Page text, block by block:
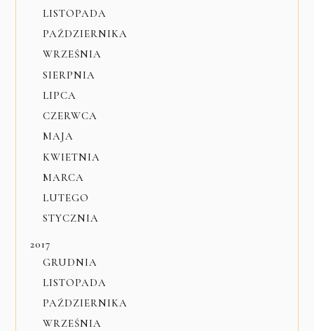
LISTOPADA
PAŹDZIERNIKA
WRZEŚNIA
SIERPNIA
LIPCA
CZERWCA
MAJA
KWIETNIA
MARCA
LUTEGO
STYCZNIA
2017
GRUDNIA
LISTOPADA
PAŹDZIERNIKA
WRZEŚNIA